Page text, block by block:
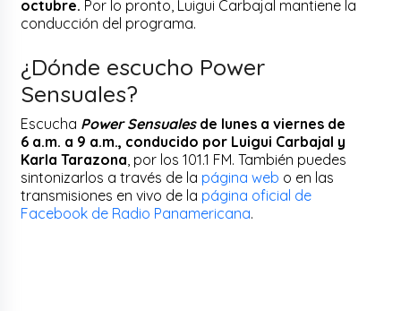
octubre. Por lo pronto, Luigui Carbajal mantiene la
conducción del programa.
¿Dónde escucho Power
Sensuales?
Escucha Power Sensualesde lunes a viernes de
6 a.m. a 9 a.m., conducido por Luigui Carbajal y
Karla Tarazona , por los 101.1 FM. También puedes
sintonizarlos a través de la página web o en las
transmisiones en vivo de la página oficial de
Facebook de Radio Panamericana.